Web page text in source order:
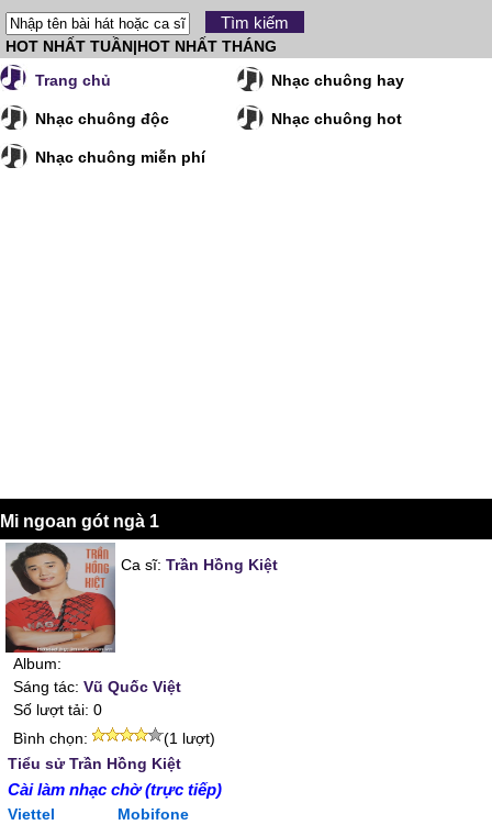
HOT NHẤT TUẦN|HOT NHẤT THÁNG
Trang chủ
Nhạc chuông hay
Nhạc chuông độc Nhạc chuông hot
Nhạc chuông miễn phí
Mi ngoan gót ngà 1
Ca sĩ: Trần Hồng Kiệt
Album:
Sáng tác: Vũ Quốc Việt
Số lượt tải: 0
Bình chọn:
(1 lượt)
Tiểu sử Trần Hồng Kiệt
Cài làm nhạc chờ (trực tiếp)
Viettel
Mobifone